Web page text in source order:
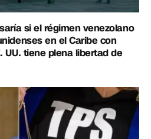
si el régimen venezolano
en el Caribe con
UU. tiene plena libertad de